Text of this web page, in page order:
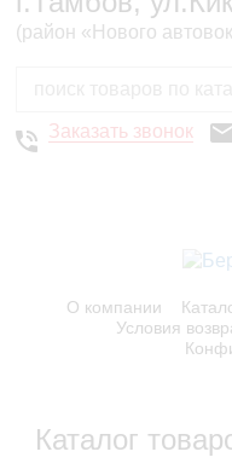
(район «Нового
Заказать звонок
О компании
Условия
Каталог